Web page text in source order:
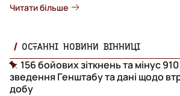
Читати більше
ОСТАННІ НОВИНИ ВІННИЦІ
156 бойових зіткнень та мінус
зведення Генштабу та дані щодо
добу